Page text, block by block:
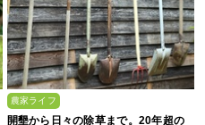
農家ライフ
開墾から日々の除草まで。20年超の